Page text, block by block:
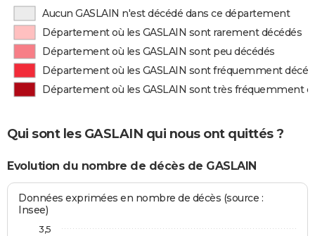
Aucun GASLAIN n'est décédé dans ce département
Département où les GASLAIN sont rarement décédés
Département où les GASLAIN sont peu décédés
Département où les GASLAIN sont fréquemment
Département où les GASLAIN sont très fréquemment
Qui sont les GASLAIN qui nous ont quittés ?
Evolution du nombre de décès de GASLAIN
Données exprimées en nombre de décès (source :
Insee)
3,5